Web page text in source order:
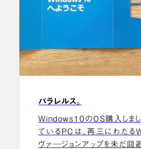
パラレルス。
Windows10のOS購入しまし
ているPCは、再三にわた
ヴァ―ジョンアップを未だ回避